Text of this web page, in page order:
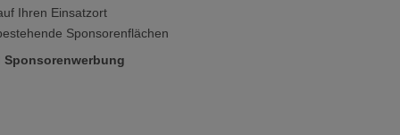
Ihren Einsatzort
Sponsorenflächen